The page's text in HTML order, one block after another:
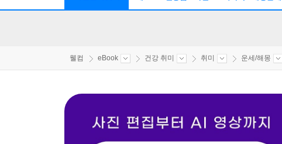
웰컴 eBook 건강 취미 취미 운세/해몽